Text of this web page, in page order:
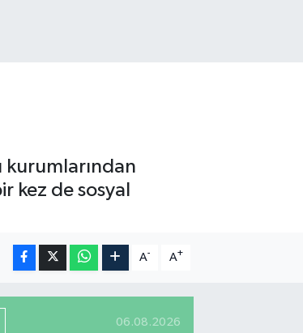
kurumlarından
kez de sosyal
A- A+
06.08.2026